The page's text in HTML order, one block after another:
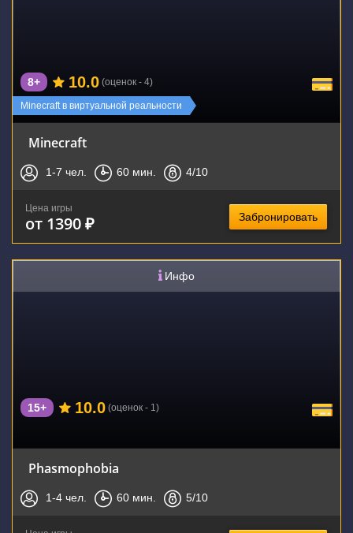
Minecraft в виртуальной реальности
8+ 10.0 (оценок - 4)
Minecraft
1-7 чел. 60 мин. 4/10
Цена игры
от 1390 ₽ Забронировать
Инфо
15+ 10.0 (оценок - 1)
Phasmophobia
1-4 чел. 60 мин. 5/10